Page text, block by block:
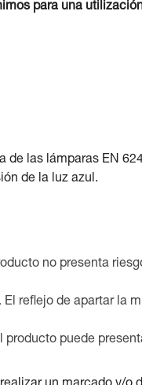
para una
de las lámparas EN
de la luz azul.
no presenta
reflejo de apartar la
producto puede